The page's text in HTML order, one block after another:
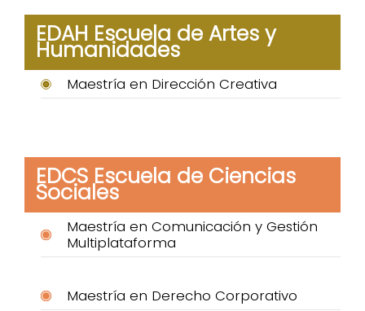
EDAH Escuela de Artes y
Humanidades
Maestría en Dirección Creativa
EDCS Escuela de Ciencias
Sociales
Maestría en Comunicación y Gestión
Multiplataforma
Maestría en Derecho Corporativo